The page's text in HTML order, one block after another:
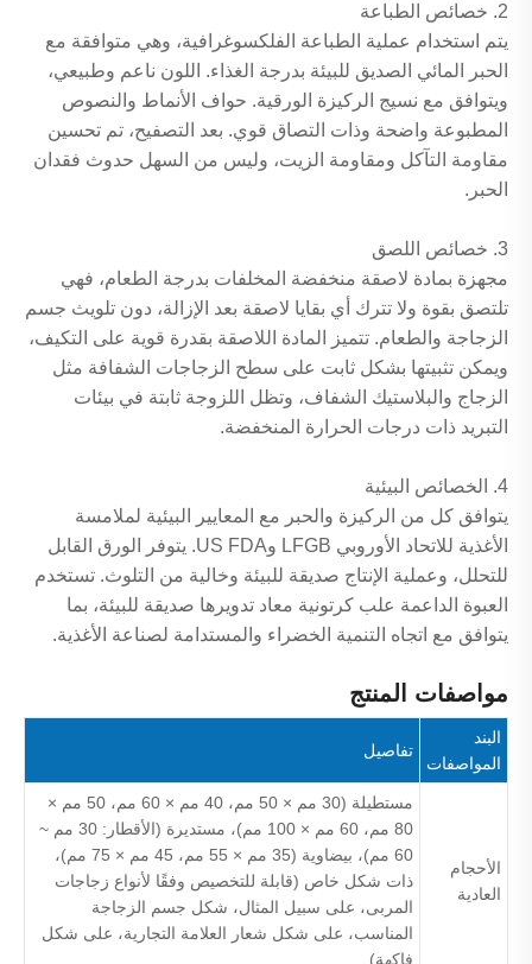
2. خصائص الطباعة
يتم استخدام عملية الطباعة الفلكسوغرافية، وهي متوافقة مع
الحبر المائي الصديق للبيئة بدرجة الغذاء. اللون ناعم وطبيعي،
ويتوافق مع نسيج الركيزة الورقية. حواف الأنماط والنصوص
المطبوعة واضحة وذات التصاق قوي. بعد التصفيح، تم تحسين
مقاومة التآكل ومقاومة الزيت، وليس من السهل حدوث فقدان
الحبر.
3. خصائص اللصق
مجهزة بمادة لاصقة منخفضة المخلفات بدرجة الطعام، فهي
تلتصق بقوة ولا تترك أي بقايا لاصقة بعد الإزالة، دون تلويث جسم
الزجاجة والطعام. تتميز المادة اللاصقة بقدرة قوية على التكيف،
ويمكن تثبيتها بشكل ثابت على سطح الزجاجات الشفافة مثل
الزجاج والبلاستيك الشفاف، وتظل اللزوجة ثابتة في بيئات
التبريد ذات درجات الحرارة المنخفضة.
4. الخصائص البيئية
يتوافق كل من الركيزة والحبر مع المعايير البيئية لملامسة
الأغذية للاتحاد الأوروبي LFGB وUS FDA. يتوفر الورق القابل
للتحلل، وعملية الإنتاج صديقة للبيئة وخالية من التلوث. تستخدم
العبوة الداعمة علب كرتونية معاد تدويرها صديقة للبيئة، بما
يتوافق مع اتجاه التنمية الخضراء والمستدامة لصناعة الأغذية.
مواصفات المنتج
البند
المواصفات
تفاصيل
الأحجام
العادية
مستطيلة (30 مم × 50 مم، 40 مم × 60 مم، 50 مم ×
80 مم، 60 مم × 100 مم)، مستديرة (الأقطار: 30 مم ~
60 مم)، بيضاوية (35 مم × 55 مم، 45 مم × 75 مم)،
ذات شكل خاص (قابلة للتخصيص وفقًا لأنواع زجاجات
المربى، على سبيل المثال، شكل جسم الزجاجة
المناسب، على شكل شعار العلامة التجارية، على شكل
فاكهة)